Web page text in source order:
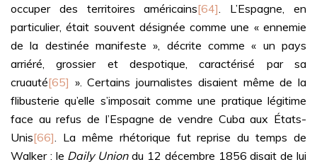
occuper des territoires américains[64]. L’Espagne, en
particulier, était souvent désignée comme une « ennemie
de la destinée manifeste », décrite comme « un pays
arriéré, grossier et despotique, caractérisé par sa
cruauté[65] ». Certains journalistes disaient même de la
flibusterie qu’elle s’imposait comme une pratique légitime
face au refus de l’Espagne de vendre Cuba aux États-
Unis[66]. La même rhétorique fut reprise du temps de
Walker : le Daily Uniondu 12 décembre 1856 disait de lui